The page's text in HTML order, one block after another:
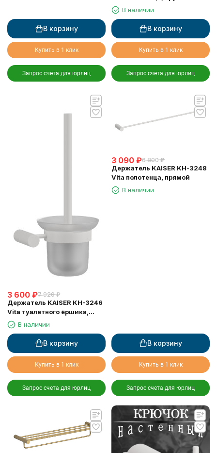
В корзину
Купить в 1 клик
Запрос счета для юрлиц
В наличии
В корзину
Купить в 1 клик
Запрос счета для юрлиц
3 600 ₽7 920 ₽
Держатель KAISER KH-3246
Vita туалетного ёршика,
настенный
В наличии
В корзину
Купить в 1 клик
Запрос счета для юрлиц
3 090 ₽6 800 ₽
Держатель KAISER KH-3248
Vita полотенца, прямой
В наличии
В корзину
Купить в 1 клик
Запрос счета для юрлиц